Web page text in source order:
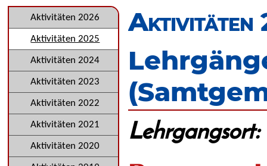
überspringen
Aktivitäten
Navigation
überspringen
Aktivitäten 2026
Aktivitäten 2025
Aktivitäten 2024
Aktivitäten 2023
Aktivitäten 2022
Aktivitäten 2021
Aktivitäten 2020